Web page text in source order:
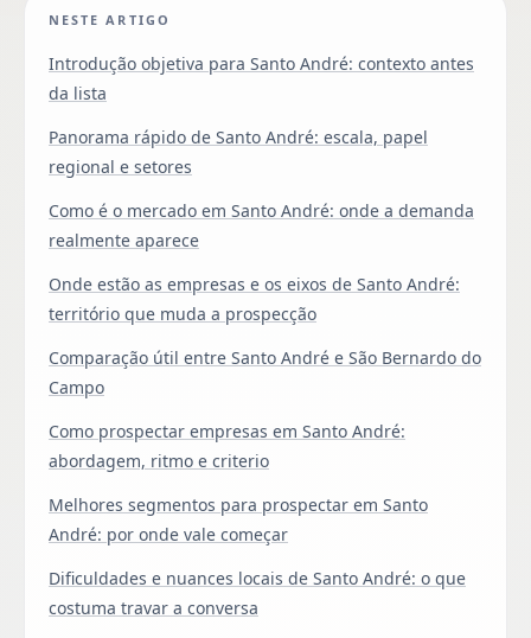
NESTE ARTIGO
Introdução objetiva para Santo André: contexto antes
da lista
Panorama rápido de Santo André: escala, papel
regional e setores
Como é o mercado em Santo André: onde a demanda
realmente aparece
Onde estão as empresas e os eixos de Santo André:
território que muda a prospecção
Comparação útil entre Santo André e São Bernardo do
Campo
Como prospectar empresas em Santo André:
abordagem, ritmo e criterio
Melhores segmentos para prospectar em Santo
André: por onde vale começar
Dificuldades e nuances locais de Santo André: o que
costuma travar a conversa